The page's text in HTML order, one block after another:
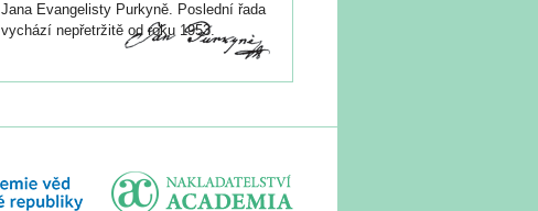
Jana Evangelisty Purkyně. Poslední řada
vychází nepřetržitě od roku 1953.